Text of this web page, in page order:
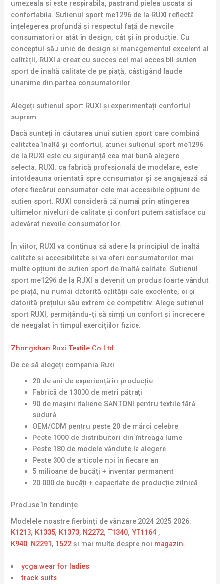
umezeala si este respirabila, pastrand pielea uscata si
confortabila. Sutienul sport me1296 de la RUXI reflectă
înțelegerea profundă și respectul față de nevoile
consumatorilor atât în design, cât și în producție. Cu
conceptul său unic de design și managementul excelent al
calității, RUXI a creat cu succes cel mai accesibil sutien
sport de înaltă calitate de pe piață, câștigând laude
unanime din partea consumatorilor.
Alegeți sutienul sport RUXI și experimentați confortul
suprem
Dacă sunteți în căutarea unui sutien sport care combină
calitatea înaltă și confortul, atunci sutienul sport me1296
de la RUXI este cu siguranță cea mai bună alegere.
selecta. RUXI, ca fabrică profesională de modelare, este
întotdeauna orientată spre consumator și se angajează să
ofere fiecărui consumator cele mai accesibile opțiuni de
sutien sport. RUXI consideră că numai prin atingerea
ultimelor niveluri de calitate și confort putem satisface cu
adevărat nevoile consumatorilor.
În viitor, RUXI va continua să adere la principiul de înaltă
calitate și accesibilitate și va oferi consumatorilor mai
multe opțiuni de sutien sport de înaltă calitate. Sutienul
sport me1296 de la RUXI a devenit un produs foarte vândut
pe piață, nu numai datorită calității sale excelente, ci și
datorită prețului său extrem de competitiv. Alege sutienul
sport RUXI, permițându-ți să simți un confort și încredere
de neegalat în timpul exercițiilor fizice.
Zhongshan Ruxi Textile Co Ltd
De ce să alegeți compania Ruxi
20 de ani de experiență în producție
Fabrică de 13000 de metri pătrați
90 de mașini italiene SANTONI pentru textile fără
sudură
OEM/ODM pentru peste 20 de mărci celebre
Peste 1000 de distribuitori din întreaga lume
Peste 180 de modele vândute la alegere
Peste 300 de articole noi în fiecare an
5 milioane de bucăți + inventar permanent
20.000 de bucăți + capacitate de producție zilnică
Produse în tendințe
Modelele noastre fierbinți de vânzare 2024 2025 2026:
K1213, K1335, K1373, N2272,T1340,YT1164 ,
K940, N2291, 1522și mai multe despre noi magazin.
yoga wear for ladies
track suits